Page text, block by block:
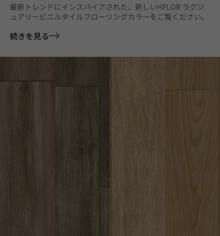
最新トレンドにインスパイアされた、新しいHFLOR ラグジ
ュアリービニルタイルフローリングカラーをご覧ください。
続きを見る